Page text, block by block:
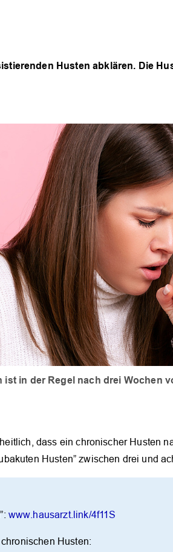
Husten abklären. Die
in der Regel nach drei Wochen
dass ein chronischer Husten
Husten” zwischen drei und
www.hausarzt.link/4f11S
Husten: